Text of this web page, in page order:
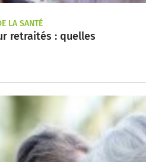
LA SANTÉ
retraités : quelles